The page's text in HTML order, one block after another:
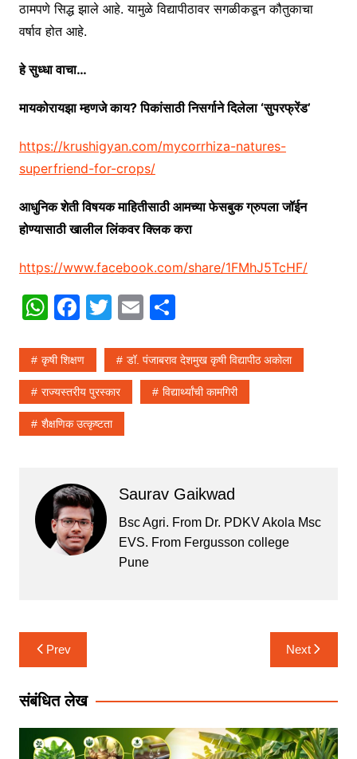
ठामपणे सिद्ध झाले आहे. यामुळे विद्यापीठावर सगळीकडून कौतुकाचा
वर्षाव होत आहे.
हे सुध्धा वाचा…
मायकोरायझा म्हणजे काय? पिकांसाठी निसर्गाने दिलेला ‘सुपरफ्रेंड’
https://krushigyan.com/mycorrhiza-natures-
superfriend-for-crops/
आधुनिक शेती विषयक माहितीसाठी आमच्या फेसबुक ग्रुपला जॉईन
होण्यासाठी खालील लिंकवर क्लिक करा
https://www.facebook.com/share/1FMhJ5TcHF/
W
at
s
A
p
F
c
e
b
o
k
T
itt
er
E
ai
l
S
ar
e
कृषी शिक्षण डॉ. पंजाबराव देशमुख कृषी विद्यापीठ अकोला
राज्यस्तरीय पुरस्कार विद्यार्थ्यांची कामगिरी
शैक्षणिक उत्कृष्टता
Saurav Gaikwad
Bsc Agri. From Dr. PDKV Akola Msc
EVS. From Fergusson college
Pune
Post
navigation
Prev Next
संबंधित लेख